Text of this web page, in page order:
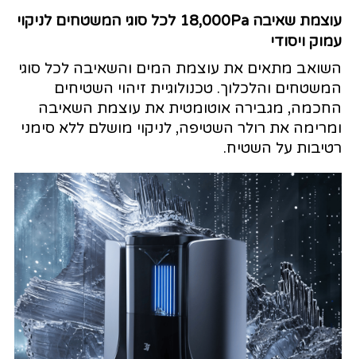
עוצמת שאיבה 18,000Pa לכל סוגי המשטחים לניקוי
עמוק ויסודי
השואב מתאים את עוצמת המים והשאיבה לכל סוגי
המשטחים והלכלוך. טכנולוגיית זיהוי השטיחים
החכמה, מגבירה אוטומטית את עוצמת השאיבה
ומרימה את רולר השטיפה, לניקוי מושלם ללא סימני
רטיבות על השטיח.